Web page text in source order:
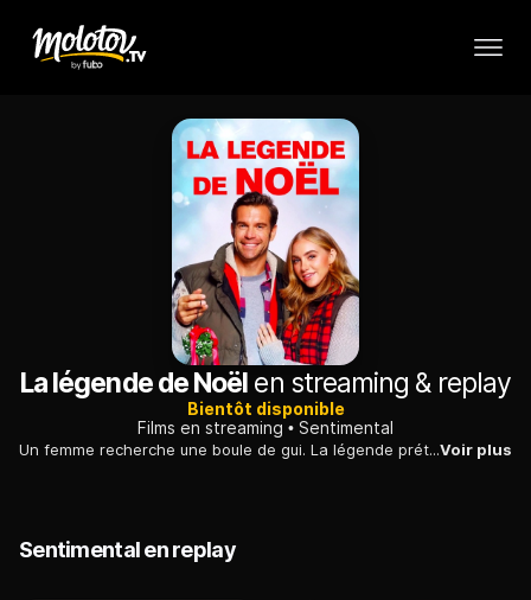
La légende de Noël en streaming & replay
Bientôt disponible
Films en streaming
Sentimental
Un femme recherche une boule de gui. La légende prétend que lorsque des amoureux s'embrassent en dessous le soir du réveillon, ils se marient dans l'année.Voir plus
Sentimental en replay